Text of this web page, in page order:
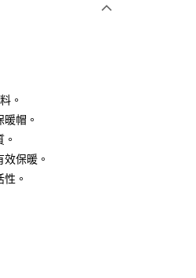
方式。 讓您購物簡單
。
帽。
保暖。
。